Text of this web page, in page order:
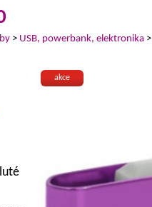
> USB, powerbank, elektronika
akce